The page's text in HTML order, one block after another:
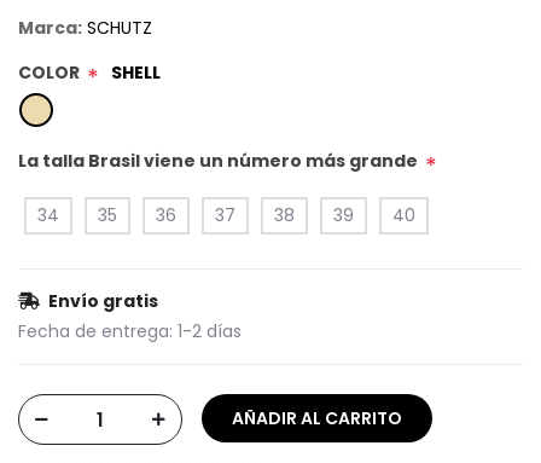
Marca: SCHUTZ
COLOR * SHELL
La talla Brasil viene un número más grande *
34 35 36 37 38 39 40
Envío gratis
Fecha de entrega: 1-2 días